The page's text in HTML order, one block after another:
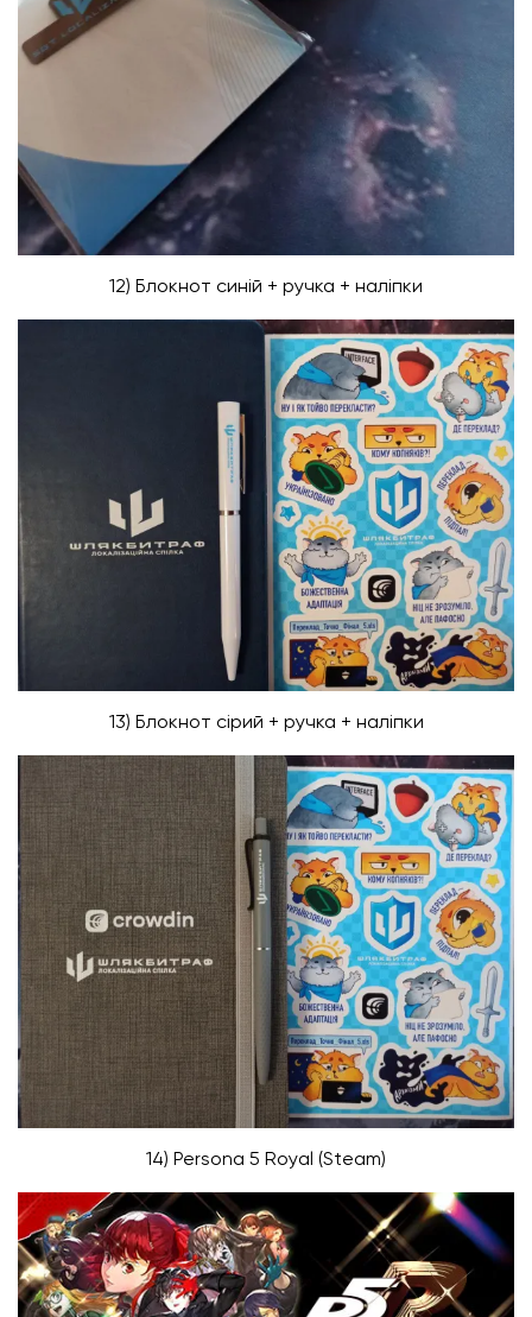
12) Блокнот синій + ручка + наліпки
13) Блокнот сірий + ручка + наліпки
14) Persona 5 Royal (Steam)